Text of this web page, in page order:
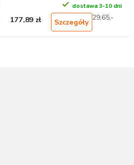
dostawa 3-10 dni
177,89 zł Szczegóły 29,65,-